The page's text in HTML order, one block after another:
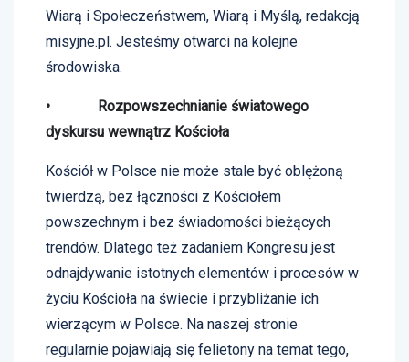
Wiarą i Społeczeństwem, Wiarą i Myślą, redakcją
misyjne.pl. Jesteśmy otwarci na kolejne
środowiska.
• Rozpowszechnianie światowego
dyskursu wewnątrz Kościoła
Kościół w Polsce nie może stale być oblężoną
twierdzą, bez łączności z Kościołem
powszechnym i bez świadomości bieżących
trendów. Dlatego też zadaniem Kongresu jest
odnajdywanie istotnych elementów i procesów w
życiu Kościoła na świecie i przybliżanie ich
wierzącym w Polsce. Na naszej stronie
regularnie pojawiają się felietony na temat tego,